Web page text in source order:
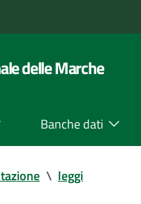
delle Marche
Banche dati
\ leggi